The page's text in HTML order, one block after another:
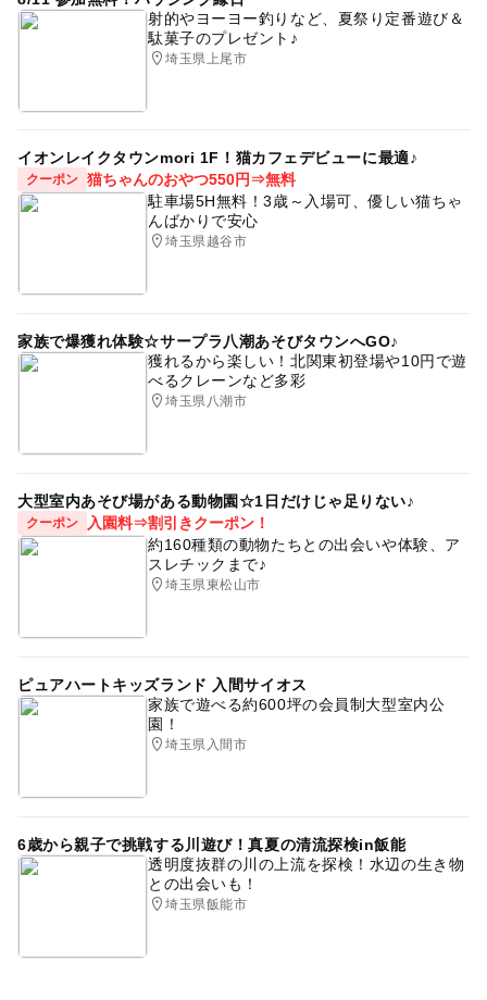
射的やヨーヨー釣りなど、夏祭り定番遊び＆
駄菓子のプレゼント♪
埼玉県上尾市
イオンレイクタウンmori 1F！猫カフェデビューに最適♪
クーポン 猫ちゃんのおやつ550円⇒無料
駐車場5H無料！3歳～入場可、優しい猫ちゃ
んばかりで安心
埼玉県越谷市
家族で爆獲れ体験☆サープラ八潮あそびタウンへGO♪
獲れるから楽しい！北関東初登場や10円で遊
べるクレーンなど多彩
埼玉県八潮市
大型室内あそび場がある動物園☆1日だけじゃ足りない♪
クーポン
入園料⇒割引きクーポン！
約160種類の動物たちとの出会いや体験、ア
スレチックまで♪
埼玉県東松山市
ピュアハートキッズランド 入間サイオス
家族で遊べる約600坪の会員制大型室内公
園！
埼玉県入間市
6歳から親子で挑戦する川遊び！真夏の清流探検in飯能
透明度抜群の川の上流を探検！水辺の生き物
との出会いも！
埼玉県飯能市